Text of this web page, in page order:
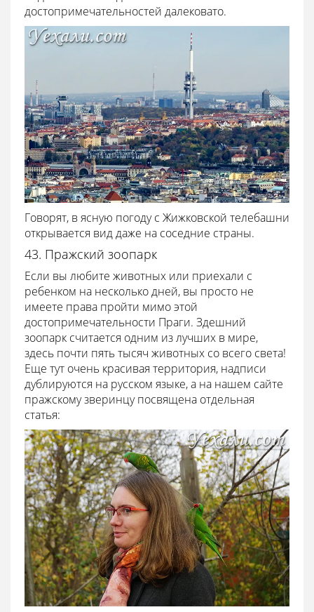
достопримечательностей далековато.
Говорят, в ясную погоду с Жижковской телебашни
открывается вид даже на соседние страны.
43. Пражский зоопарк
Если вы любите животных или приехали с
ребенком на несколько дней, вы просто не
имеете права пройти мимо этой
достопримечательности Праги. Здешний
зоопарк считается одним из лучших в мире,
здесь почти пять тысяч животных со всего света!
Еще тут очень красивая территория, надписи
дублируются на русском языке, а на нашем сайте
пражскому зверинцу посвящена отдельная
статья: